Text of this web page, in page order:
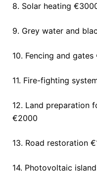
8. Solar heating
9. Grey water and
10. Fencing and
11. Fire-fighting
12. Land preparation
€2000
13. Road restoration
14. Photovoltaic